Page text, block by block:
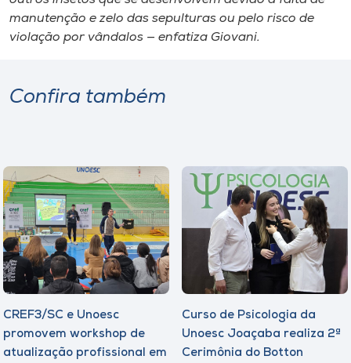
manutenção e zelo das sepulturas ou pelo risco de
violação por vândalos — enfatiza Giovani.
Confira também
CREF3/SC e Unoesc
promovem workshop de
atualização profissional em
Curso de Psicologia da
Unoesc Joaçaba realiza 2ª
Cerimônia do Botton